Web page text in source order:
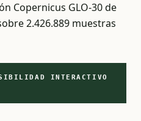
Copernicus GLO-30 de
2.426.889 muestras
INTERACTIVO